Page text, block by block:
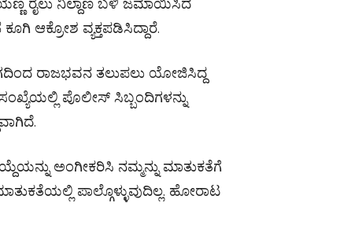
ರೈಲು ನಿಲ್ದಾಣ ಬಳಿ ಜಮಾಯಿಸಿದ
ಆಕ್ರೋಶ ವ್ಯಕ್ತಪಡಿಸಿದ್ದಾರೆ.
ರಾಜಭವನ ತಲುಪಲು ಯೋಜಿಸಿದ್ದ
ಸಂಖ್ಯೆಯಲ್ಲಿ ಪೊಲೀಸ್ ಸಿಬ್ಬಂದಿಗಳನ್ನು
ಅಂಗೀಕರಿಸಿ ನಮ್ಮನ್ನು ಮಾತುಕತೆಗೆ
ಪಾಲ್ಗೊಳ್ಳುವುದಿಲ್ಲ. ಹೋರಾಟ